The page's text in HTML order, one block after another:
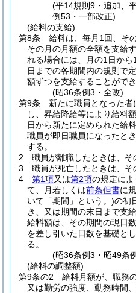
(平14規則9・追加、
例53・一部改正)
(給料の支給)
第8条
給料は、毎月1回、そ
その月の月額の全額を支給す
れる場合には、月の1日か
日までの各期間内の規則で
額ずつを支給することができ
(昭36条例3・全改)
第9条
新たに職員となった
し、昇給降給等により給料
日から新たに定められた給
職員が即日職員になったと
する。
2
職員が離職したときは、そ
3
職員が死亡したときは、そ
4
第1項又は第2項の規定に
て、月若しくは前条但書に
いて「期間」という。)の初
き、又は期間の末日まで支
給料額は、その期間の現日
を差し引いた日数を基礎と
る。
(昭36条例3・昭49条
(給料の調整額)
第9条の2
給料月額が、職務
又は勤労の強度、勤務時間